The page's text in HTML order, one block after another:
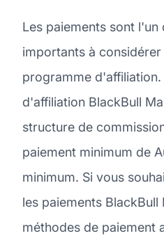
Les paiements sont
importants à
programme
d'affiliation BlackBull
structure de
paiement minimum de
minimum. Si vous
les paiements
méthodes de paiement